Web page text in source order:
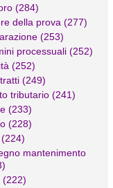
(284)
della prova (277)
(253)
processuali (252)
(252)
(249)
tributario (241)
(233)
(228)
mantenimento
(222)